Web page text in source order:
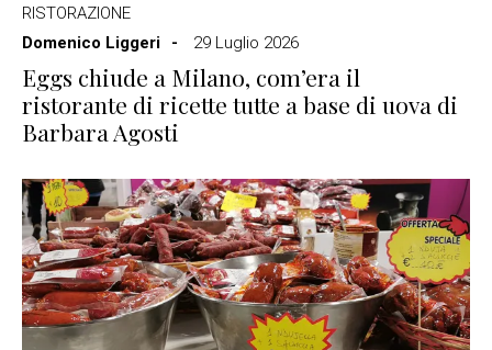
RISTORAZIONE
Domenico Liggeri
29 Luglio 2026
Eggs chiude a Milano, com’era il
ristorante di ricette tutte a base di uova di
Barbara Agosti